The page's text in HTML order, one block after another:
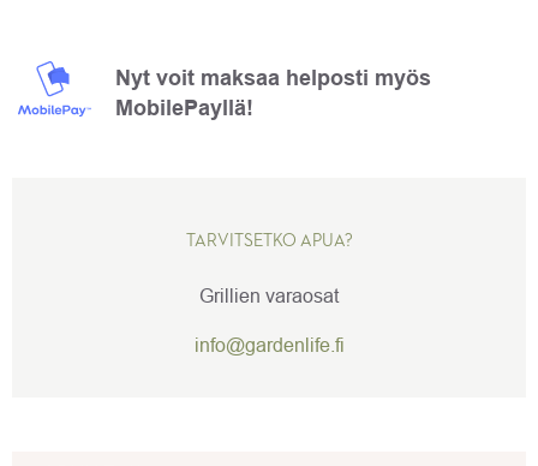
Nyt voit maksaa helposti myös
MobilePayllä!
TARVITSETKO APUA?
Grillien varaosat
info@gardenlife.fi